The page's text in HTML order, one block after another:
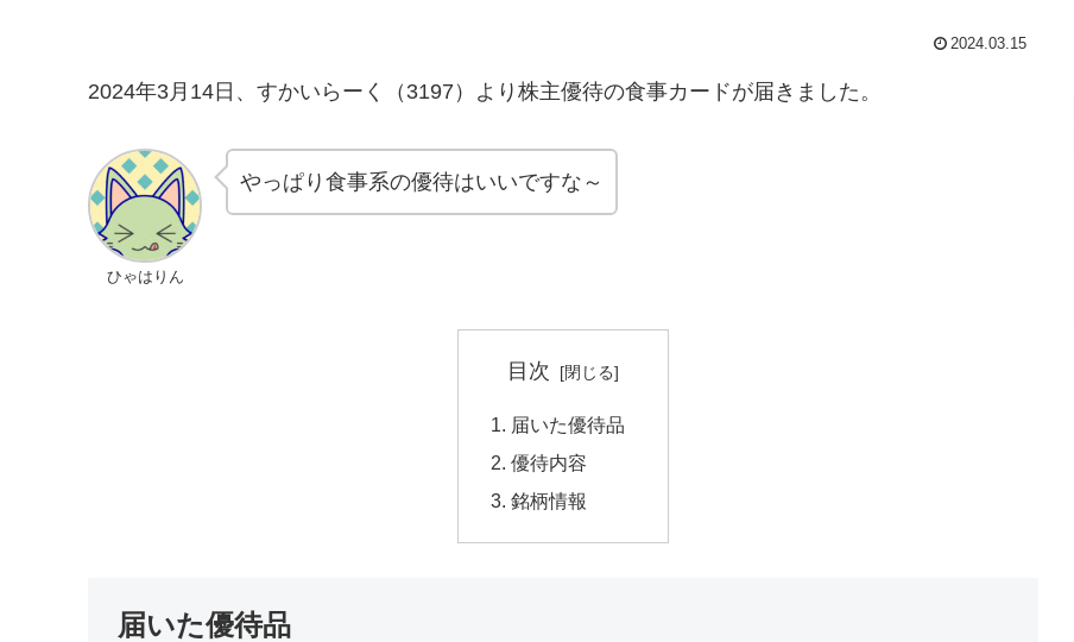
2024.03.15
2024年3月14日、すかいらーく（3197）より株主優待の食事カードが届きました。
ひゃはりん
やっぱり食事系の優待はいいですな～
目次
届いた優待品
優待内容
銘柄情報
届いた優待品